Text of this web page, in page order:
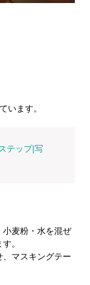
います。
テップ|写
小麦粉・水を混ぜ
。
マスキングテー